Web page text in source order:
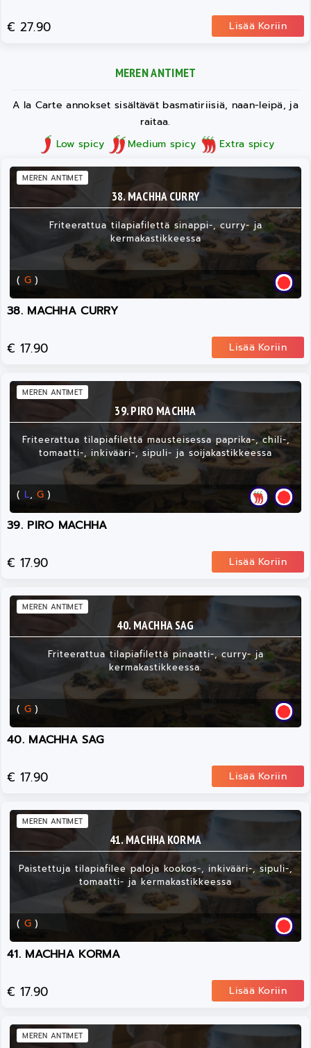
€ 27.90 Lisää Koriin
MEREN ANTIMET
A la Carte annokset sisältävät basmatiriisiä, naan-leipä, ja
raitaa.
Low spicy
Medium spicy Extra spicy
38. MACHHA CURRY
Friteerattua tilapiafilettä sinappi-, curry- ja
kermakastikkeessa
( G )
MEREN ANTIMET
38. MACHHA CURRY
€ 17.90 Lisää Koriin
39. PIRO MACHHA
Friteerattua tilapiafilettä mausteisessa paprika-, chili-,
tomaatti-, inkivääri-, sipuli- ja soijakastikkeessa
( L, G )
MEREN ANTIMET
39. PIRO MACHHA
€ 17.90 Lisää Koriin
40. MACHHA SAG
Friteerattua tilapiafilettä pinaatti-, curry- ja
kermakastikkeessa.
( G )
MEREN ANTIMET
40. MACHHA SAG
€ 17.90 Lisää Koriin
41. MACHHA KORMA
Paistettuja tilapiafilee paloja kookos-, inkivääri-, sipuli-,
tomaatti- ja kermakastikkeessa
( G )
MEREN ANTIMET
41. MACHHA KORMA
€ 17.90 Lisää Koriin
MEREN ANTIMET